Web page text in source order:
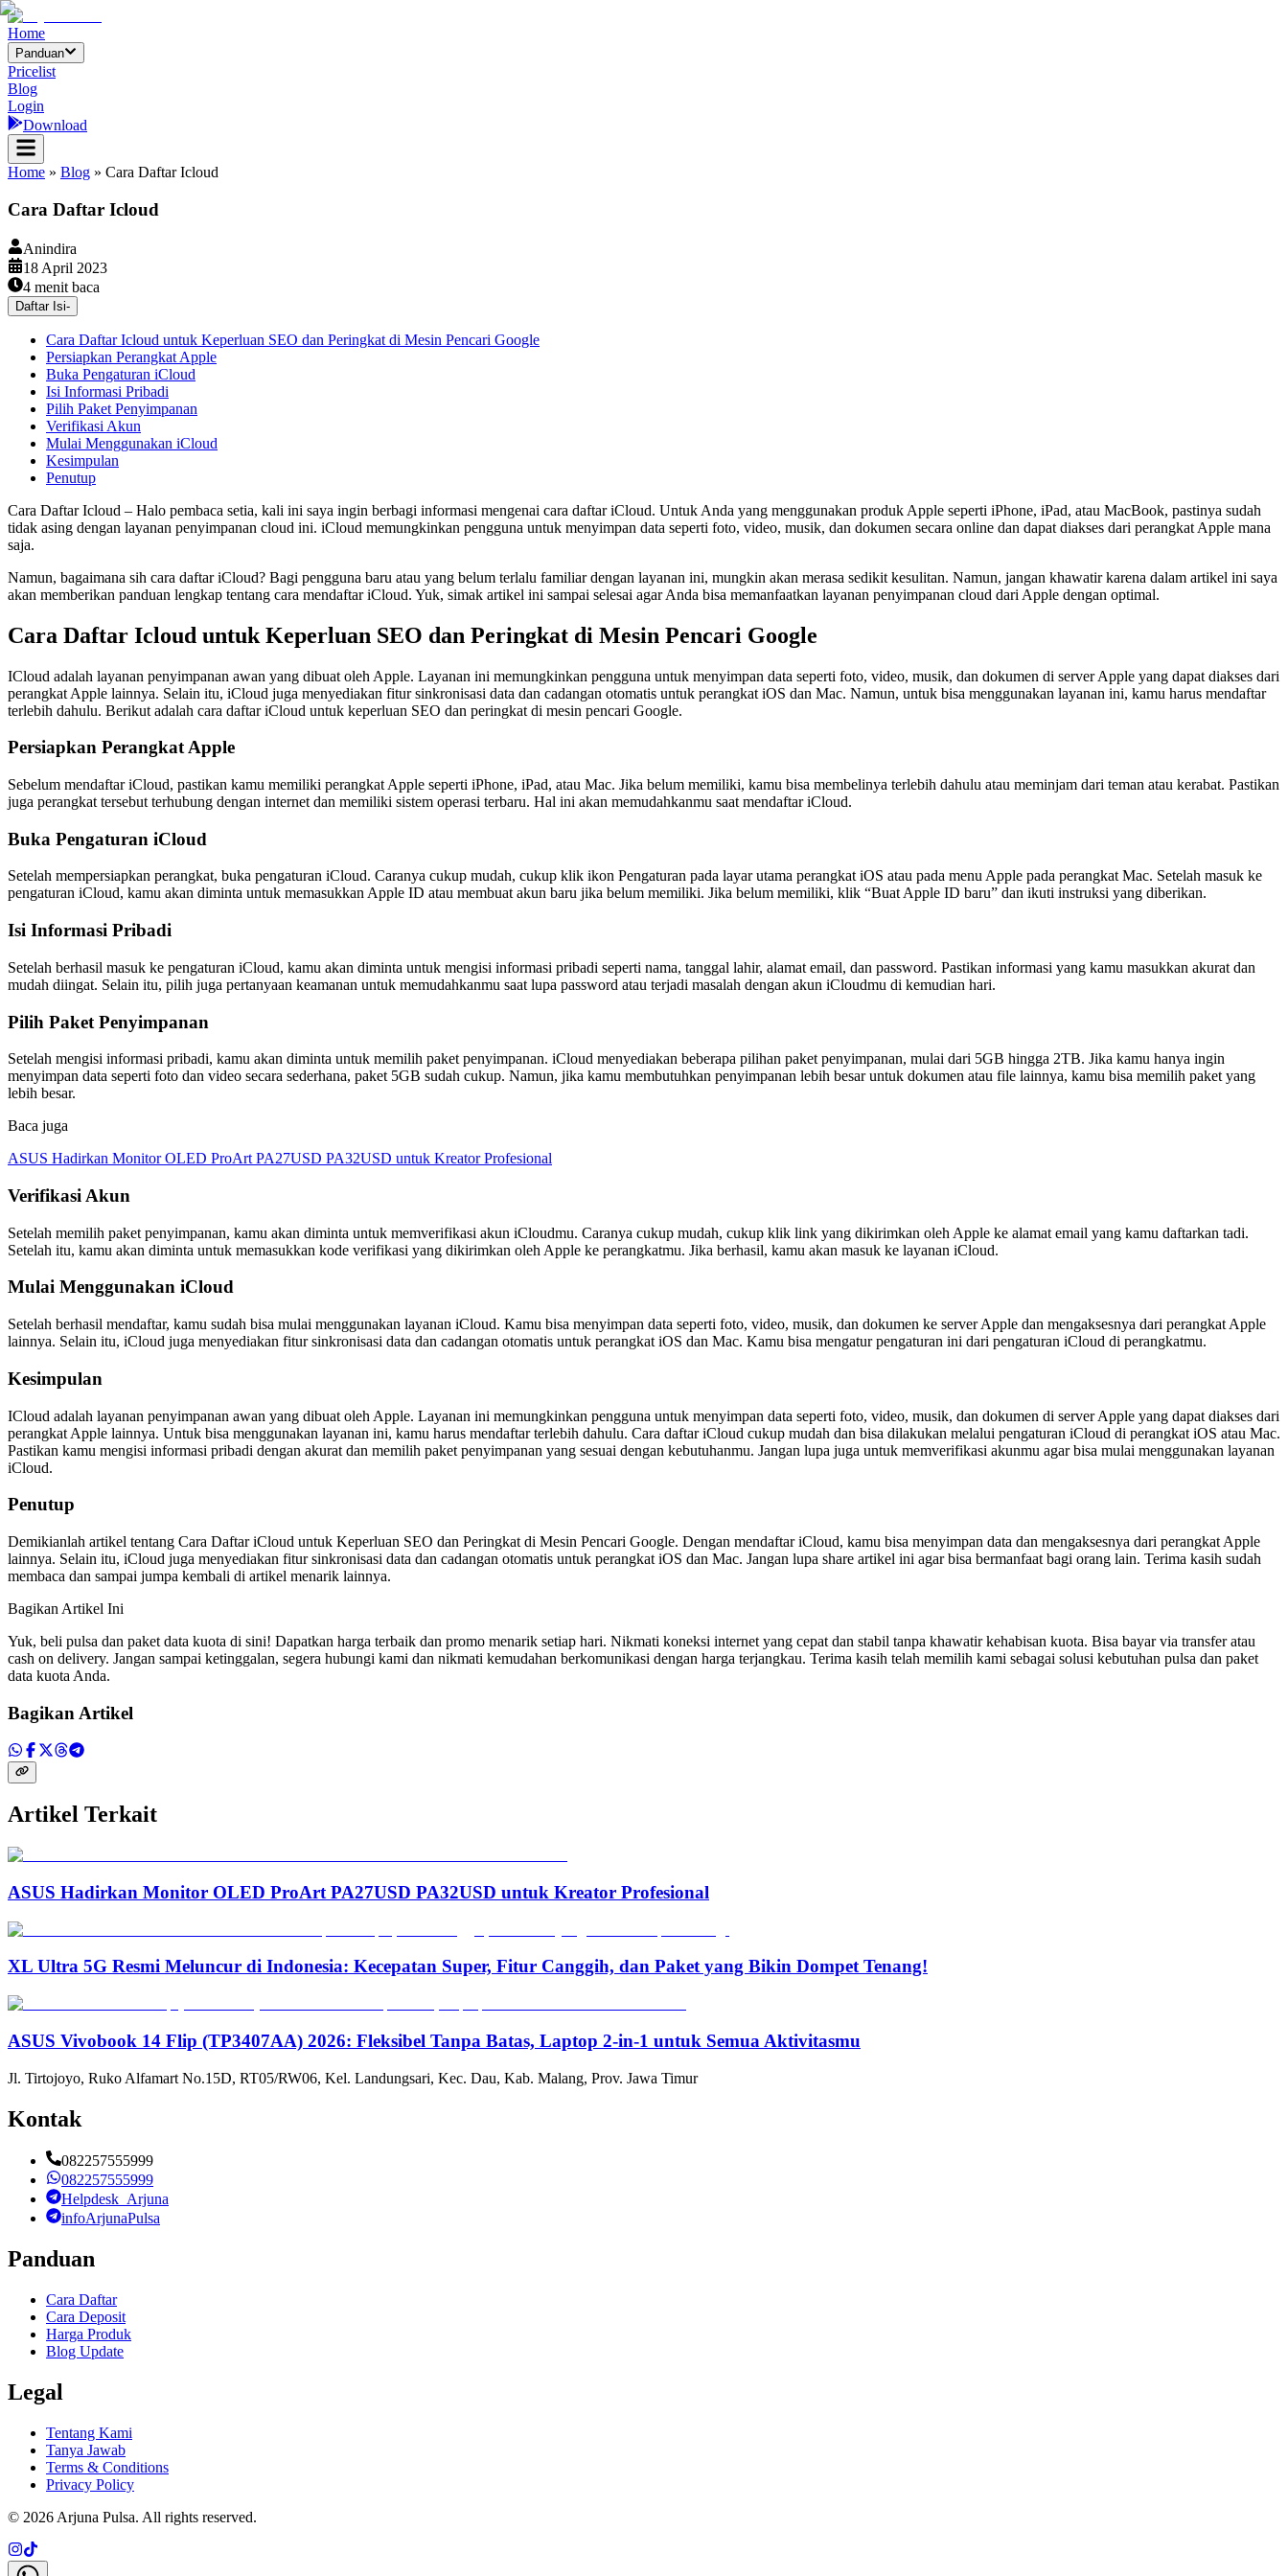
Home
Panduan
Pricelist
Blog
Login
Download
Home » Blog » Cara Daftar Icloud
Cara Daftar Icloud
Anindira
18 April 2023
4 menit baca
Daftar Isi-
Cara Daftar Icloud untuk Keperluan SEO dan Peringkat di Mesin Pencari Google
Persiapkan Perangkat Apple
Buka Pengaturan iCloud
Isi Informasi Pribadi
Pilih Paket Penyimpanan
Verifikasi Akun
Mulai Menggunakan iCloud
Kesimpulan
Penutup
Cara Daftar Icloud – Halo pembaca setia, kali ini saya ingin berbagi informasi mengenai cara daftar iCloud. Untuk Anda yang menggunakan produk Apple seperti iPhone, iPad, atau MacBook, pastinya sudah
tidak asing dengan layanan penyimpanan cloud ini. iCloud memungkinkan pengguna untuk menyimpan data seperti foto, video, musik, dan dokumen secara online dan dapat diakses dari perangkat Apple mana
saja.
Namun, bagaimana sih cara daftar iCloud? Bagi pengguna baru atau yang belum terlalu familiar dengan layanan ini, mungkin akan merasa sedikit kesulitan. Namun, jangan khawatir karena dalam artikel ini saya
akan memberikan panduan lengkap tentang cara mendaftar iCloud. Yuk, simak artikel ini sampai selesai agar Anda bisa memanfaatkan layanan penyimpanan cloud dari Apple dengan optimal.
Cara Daftar Icloud untuk Keperluan SEO dan Peringkat di Mesin Pencari Google
ICloud adalah layanan penyimpanan awan yang dibuat oleh Apple. Layanan ini memungkinkan pengguna untuk menyimpan data seperti foto, video, musik, dan dokumen di server Apple yang dapat diakses dari
perangkat Apple lainnya. Selain itu, iCloud juga menyediakan fitur sinkronisasi data dan cadangan otomatis untuk perangkat iOS dan Mac. Namun, untuk bisa menggunakan layanan ini, kamu harus mendaftar
terlebih dahulu. Berikut adalah cara daftar iCloud untuk keperluan SEO dan peringkat di mesin pencari Google.
Persiapkan Perangkat Apple
Sebelum mendaftar iCloud, pastikan kamu memiliki perangkat Apple seperti iPhone, iPad, atau Mac. Jika belum memiliki, kamu bisa membelinya terlebih dahulu atau meminjam dari teman atau kerabat. Pastikan
juga perangkat tersebut terhubung dengan internet dan memiliki sistem operasi terbaru. Hal ini akan memudahkanmu saat mendaftar iCloud.
Buka Pengaturan iCloud
Setelah mempersiapkan perangkat, buka pengaturan iCloud. Caranya cukup mudah, cukup klik ikon Pengaturan pada layar utama perangkat iOS atau pada menu Apple pada perangkat Mac. Setelah masuk ke
pengaturan iCloud, kamu akan diminta untuk memasukkan Apple ID atau membuat akun baru jika belum memiliki. Jika belum memiliki, klik “Buat Apple ID baru” dan ikuti instruksi yang diberikan.
Isi Informasi Pribadi
Setelah berhasil masuk ke pengaturan iCloud, kamu akan diminta untuk mengisi informasi pribadi seperti nama, tanggal lahir, alamat email, dan password. Pastikan informasi yang kamu masukkan akurat dan
mudah diingat. Selain itu, pilih juga pertanyaan keamanan untuk memudahkanmu saat lupa password atau terjadi masalah dengan akun iCloudmu di kemudian hari.
Pilih Paket Penyimpanan
Setelah mengisi informasi pribadi, kamu akan diminta untuk memilih paket penyimpanan. iCloud menyediakan beberapa pilihan paket penyimpanan, mulai dari 5GB hingga 2TB. Jika kamu hanya ingin
menyimpan data seperti foto dan video secara sederhana, paket 5GB sudah cukup. Namun, jika kamu membutuhkan penyimpanan lebih besar untuk dokumen atau file lainnya, kamu bisa memilih paket yang
lebih besar.
Baca juga
ASUS Hadirkan Monitor OLED ProArt PA27USD PA32USD untuk Kreator Profesional
Verifikasi Akun
Setelah memilih paket penyimpanan, kamu akan diminta untuk memverifikasi akun iCloudmu. Caranya cukup mudah, cukup klik link yang dikirimkan oleh Apple ke alamat email yang kamu daftarkan tadi.
Setelah itu, kamu akan diminta untuk memasukkan kode verifikasi yang dikirimkan oleh Apple ke perangkatmu. Jika berhasil, kamu akan masuk ke layanan iCloud.
Mulai Menggunakan iCloud
Setelah berhasil mendaftar, kamu sudah bisa mulai menggunakan layanan iCloud. Kamu bisa menyimpan data seperti foto, video, musik, dan dokumen ke server Apple dan mengaksesnya dari perangkat Apple
lainnya. Selain itu, iCloud juga menyediakan fitur sinkronisasi data dan cadangan otomatis untuk perangkat iOS dan Mac. Kamu bisa mengatur pengaturan ini dari pengaturan iCloud di perangkatmu.
Kesimpulan
ICloud adalah layanan penyimpanan awan yang dibuat oleh Apple. Layanan ini memungkinkan pengguna untuk menyimpan data seperti foto, video, musik, dan dokumen di server Apple yang dapat diakses dari
perangkat Apple lainnya. Untuk bisa menggunakan layanan ini, kamu harus mendaftar terlebih dahulu. Cara daftar iCloud cukup mudah dan bisa dilakukan melalui pengaturan iCloud di perangkat iOS atau Mac.
Pastikan kamu mengisi informasi pribadi dengan akurat dan memilih paket penyimpanan yang sesuai dengan kebutuhanmu. Jangan lupa juga untuk memverifikasi akunmu agar bisa mulai menggunakan layanan
iCloud.
Penutup
Demikianlah artikel tentang Cara Daftar iCloud untuk Keperluan SEO dan Peringkat di Mesin Pencari Google. Dengan mendaftar iCloud, kamu bisa menyimpan data dan mengaksesnya dari perangkat Apple
lainnya. Selain itu, iCloud juga menyediakan fitur sinkronisasi data dan cadangan otomatis untuk perangkat iOS dan Mac. Jangan lupa share artikel ini agar bisa bermanfaat bagi orang lain. Terima kasih sudah
membaca dan sampai jumpa kembali di artikel menarik lainnya.
Bagikan Artikel Ini
Yuk, beli pulsa dan paket data kuota di sini! Dapatkan harga terbaik dan promo menarik setiap hari. Nikmati koneksi internet yang cepat dan stabil tanpa khawatir kehabisan kuota. Bisa bayar via transfer atau
cash on delivery. Jangan sampai ketinggalan, segera hubungi kami dan nikmati kemudahan berkomunikasi dengan harga terjangkau. Terima kasih telah memilih kami sebagai solusi kebutuhan pulsa dan paket
data kuota Anda.
Bagikan Artikel
Artikel Terkait
ASUS Hadirkan Monitor OLED ProArt PA27USD PA32USD untuk Kreator Profesional
XL Ultra 5G Resmi Meluncur di Indonesia: Kecepatan Super, Fitur Canggih, dan Paket yang Bikin Dompet Tenang!
ASUS Vivobook 14 Flip (TP3407AA) 2026: Fleksibel Tanpa Batas, Laptop 2-in-1 untuk Semua Aktivitasmu
Jl. Tirtojoyo, Ruko Alfamart No.15D, RT05/RW06, Kel. Landungsari, Kec. Dau, Kab. Malang, Prov. Jawa Timur
Kontak
082257555999
082257555999
Helpdesk_Arjuna
infoArjunaPulsa
Panduan
Cara Daftar
Cara Deposit
Harga Produk
Blog Update
Legal
Tentang Kami
Tanya Jawab
Terms & Conditions
Privacy Policy
© 2026 Arjuna Pulsa. All rights reserved.